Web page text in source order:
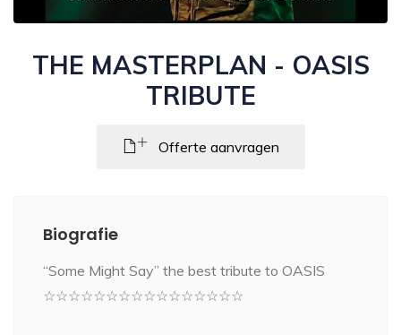
THE MASTERPLAN - OASIS
TRIBUTE
Offerte aanvragen
Biografie
“Some Might Say” the best tribute to OASIS
☆☆☆☆☆☆☆☆☆☆☆☆☆☆☆☆